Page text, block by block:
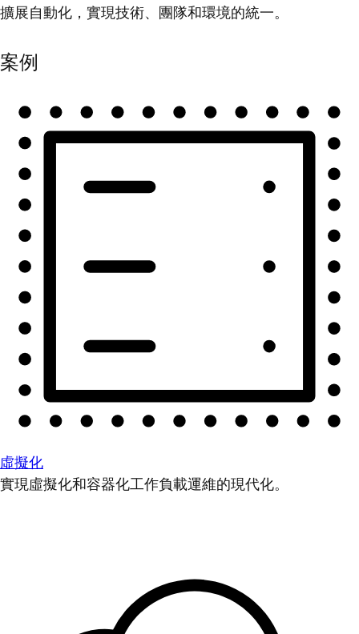
擴展自動化，實現技術、團隊和環境的統一。
案例
虛擬化
實現虛擬化和容器化工作負載運維的現代化。